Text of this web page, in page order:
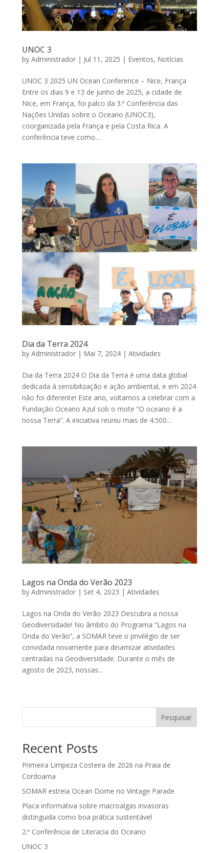
UNOC 3
by Administrador| Jul 11, 2025 | Eventos, Notícias
UNOC 3 2025 UN Ocean Conference – Nice, França
Entre os dias 9 e 13 de junho de 2025, a cidade de
Nice, em França, foi palco da 3.ª Conferência das
Nações Unidas sobre o Oceano (UNOC3),
coorganizada pela França e pela Costa Rica. A
conferência teve como...
Dia da Terra 2024
by Administrador| Mai 7, 2024| Atividades
Dia da Terra 2024 O Dia da Terra é uma data global
dedicada à sensibilização e ação ambiental, e em 2024
não foi diferente! Este ano, voltamos a celebrar com a
Fundação Oceano Azul sob o mote “O oceano é a
nossa Terra”. A iniciativa reuniu mais de 4.500...
Lagos na Onda do Verão 2023
by Administrador| Set 4, 2023 | Atividades
Lagos na Onda do Verão 2023 Descubra a nossa
Geodiversidade! No âmbito do Programa “Lagos na
Onda do Verão”, a SOMAR teve o privilégio de ser
convidada novamente para dinamizar atividades
centradas na Geodiversidade. Durante o mês de
agosto de 2023, nossas...
Pesquisar
Recent Posts
Primeira Limpeza Costeira de 2026 na Praia de
Cordoama
SOMAR estreia Ocean Dome no Vintage Parade
Placa informativa sobre macroalgas invasoras
distinguida como boa prática sustentável
2.ª Conferência de Literacia do Oceano
UNOC 3